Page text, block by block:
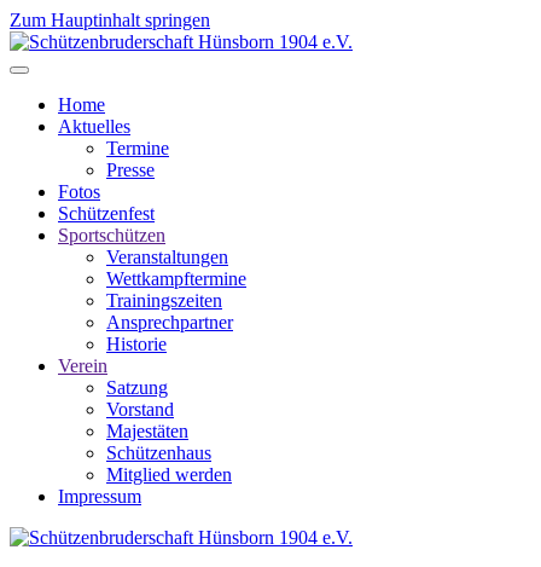
Zum Hauptinhalt springen
Home
Aktuelles
Termine
Presse
Fotos
Schützenfest
Sportschützen
Veranstaltungen
Wettkampftermine
Trainingszeiten
Ansprechpartner
Historie
Verein
Satzung
Vorstand
Majestäten
Schützenhaus
Mitglied werden
Impressum